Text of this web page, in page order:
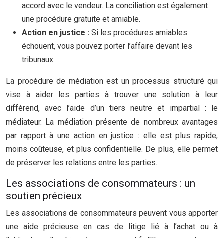
accord avec le vendeur. La conciliation est également
une procédure gratuite et amiable.
Action en justice : Si les procédures amiables
échouent, vous pouvez porter l’affaire devant les
tribunaux.
La procédure de médiation est un processus structuré qui
vise à aider les parties à trouver une solution à leur
différend, avec l’aide d’un tiers neutre et impartial : le
médiateur. La médiation présente de nombreux avantages
par rapport à une action en justice : elle est plus rapide,
moins coûteuse, et plus confidentielle. De plus, elle permet
de préserver les relations entre les parties.
Les associations de consommateurs : un
soutien précieux
Les associations de consommateurs peuvent vous apporter
une aide précieuse en cas de litige lié à l’achat ou à